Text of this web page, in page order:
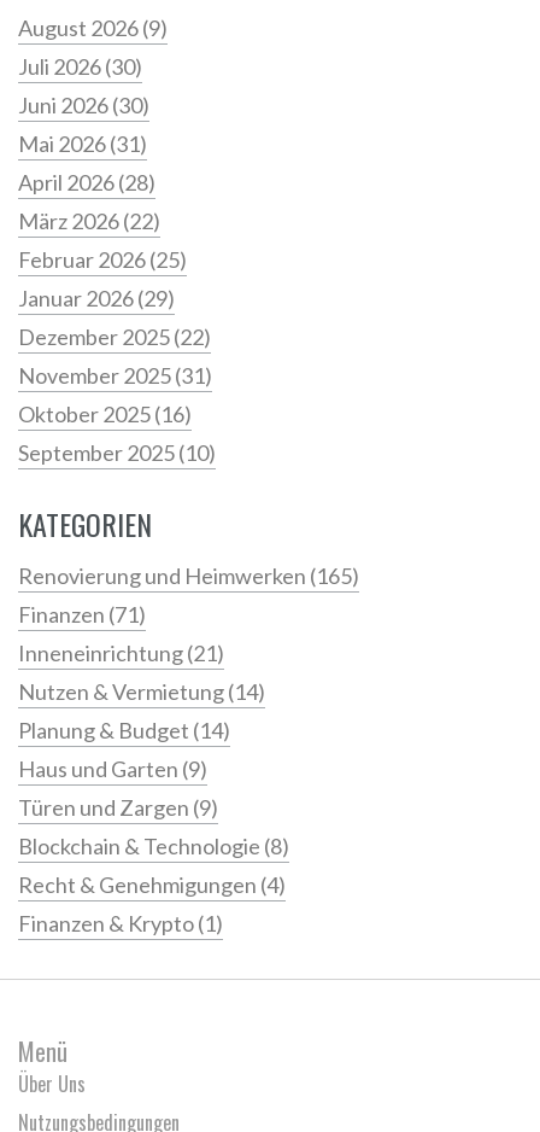
August 2026(9)
Juli 2026(30)
Juni 2026(30)
Mai 2026(31)
April 2026(28)
März 2026(22)
Februar 2026(25)
Januar 2026(29)
Dezember 2025(22)
November 2025(31)
Oktober 2025(16)
September 2025(10)
KATEGORIEN
Renovierung und Heimwerken (165)
Finanzen (71)
Inneneinrichtung(21)
Nutzen & Vermietung(14)
Planung & Budget (14)
Haus und Garten (9)
Türen und Zargen (9)
Blockchain & Technologie (8)
Recht & Genehmigungen (4)
Finanzen & Krypto(1)
Menü
Über Uns
Nutzungsbedingungen